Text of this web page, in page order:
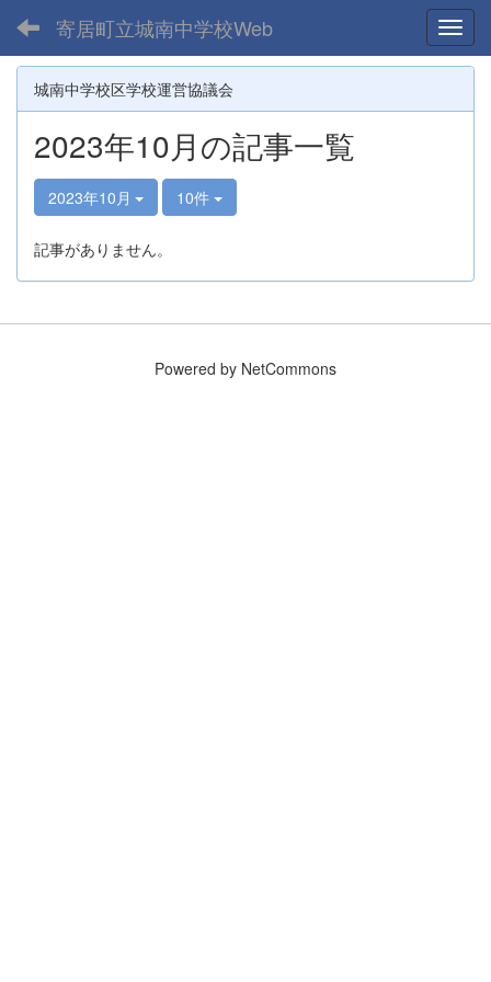
寄居町立城南中学校Web
城南中学校区学校運営協議会
2023年10月の記事一覧
2023年10月 10件
記事がありません。
Powered by NetCommons